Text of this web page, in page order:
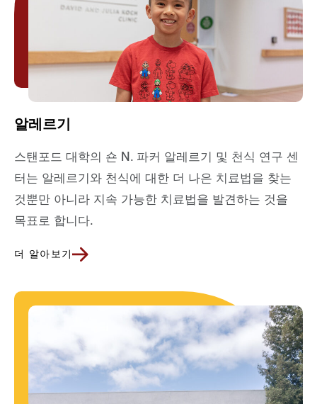
알레르기
스탠포드 대학의 숀 N. 파커 알레르기 및 천식 연구 센
터는 알레르기와 천식에 대한 더 나은 치료법을 찾는
것뿐만 아니라 지속 가능한 치료법을 발견하는 것을
목표로 합니다.
더 알아보기